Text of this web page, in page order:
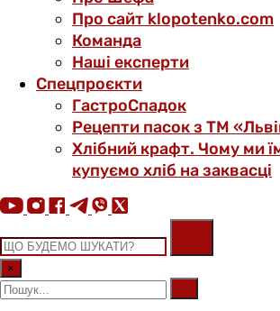
Про сайт klopotenko.com
Команда
Наші експерти
Спецпроєкти
ГастроСпадок
Рецепти пасок з ТМ
Хлібний крафт. Чому ми
купуємо хліб на заквасці
×